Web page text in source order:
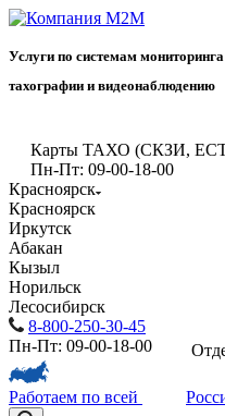
Услуги по системам
тахографии и видеонаблюдению
Карты ТАХО (СКЗИ,
Пн-Пт: 09-00-18-00
Красноярск
Красноярск
Иркутск
Абакан
Кызыл
Норильск
Лесосибирск
8-800-250-30-45
Пн-Пт: 09-00-18-00
Работаем по всей